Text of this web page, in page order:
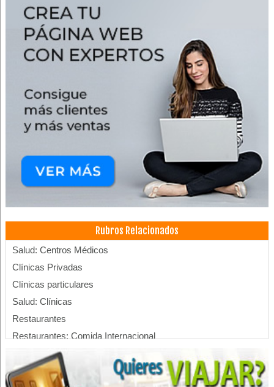
Rubros Relacionados
Salud: Centros Médicos
Clínicas Privadas
Clínicas particulares
Salud: Clínicas
Restaurantes
Restaurantes: Comida Internacional
Gastronomía
Eventos